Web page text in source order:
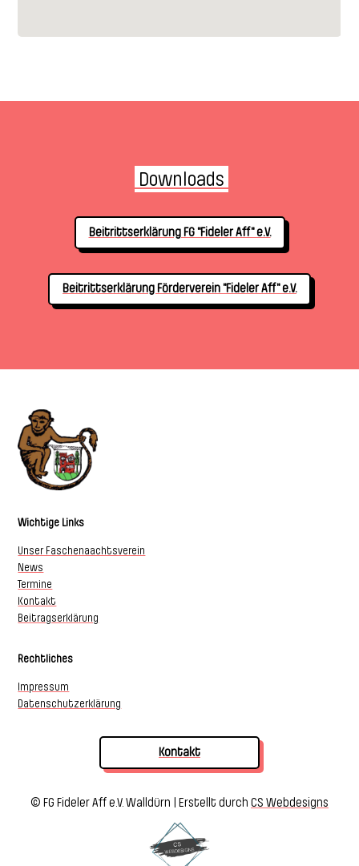
Downloads
Beitrittserklärung FG "Fideler Aff" e.V.
Beitrittserklärung Förderverein "Fideler Aff" e.V.
Wichtige Links
Unser Faschenaachtsverein
News
Termine
Kontakt
Beitragserklärung
Rechtliches
Impressum
Datenschutzerklärung
Kontakt
© FG Fideler Aff e.V. Walldürn | Erstellt durch CS Webdesigns